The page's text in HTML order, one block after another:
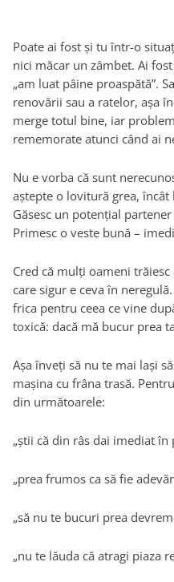
Poate ai fost şi tu într-o
nici măcar un zâmbet. Ai
„am luat pâine proaspătă”.
renovării sau a ratelor, aşa
merge totul bine, iar
rememorate atunci când ai
Nu e vorba că sunt
aştepte o lovitură grea,
Găsesc un potenţial
Primesc o veste bună –
Cred că mulţi oameni
care sigur e ceva în
frica pentru ceea ce vine
toxică: dacă mă bucur prea
Aşa înveţi să nu te mai laşi
maşina cu frâna trasă.
din următoarele:
„ştii că din râs dai imediat în
„prea frumos ca să fie
„să nu te bucuri prea
„nu te lăuda că atragi piaza